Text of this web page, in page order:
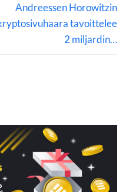
Andreessen Horowitzin
tavoittelee
2 miljardin…